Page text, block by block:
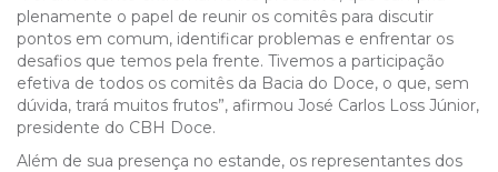
plenamente o papel de reunir os comitês para discutir
pontos em comum, identificar problemas e enfrentar os
desafios que temos pela frente. Tivemos a participação
efetiva de todos os comitês da Bacia do Doce, o que, sem
dúvida, trará muitos frutos”, afirmou José Carlos Loss Júnior,
presidente do CBH Doce.
Além de sua presença no estande, os representantes dos